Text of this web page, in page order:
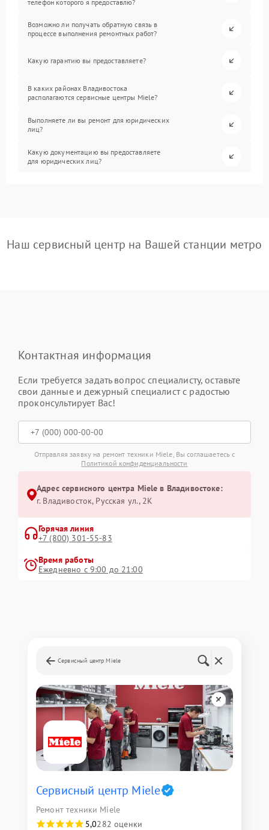
телефон которого я предоставлю?
Возможно ли получать обратную связь в
процессе выполнения ремонтных работ?
Какую гарантию вы предоставляете?
В каких районах Владивостока
располагаются сервисные центры Miele?
Выполняете ли вы ремонт для юридических
лиц?
Какую документацию вы предоставляете
для юридических лиц?
Наш сервисный центр на Вашей станции метро
Контактная информация
Если требуется задать вопрос специалисту, оставьте
свои данные и дежурный специалист с радостью
проконсультирует Вас!
Отправляя заявку на ремонт техники Miele, Вы соглашаетесь с
Политикой конфиденциальности
Адрес сервисного центра Miele в Владивостоке:
г. Владивосток, Русская ул., 2К
Горячая линия
+7 (800) 301-55-83
Время работы
Ежедневно с 9:00 до 21:00
Сервисный центр Miele
Сервисный центр Miele
Ремонт техники Miele
5,0282 оценки